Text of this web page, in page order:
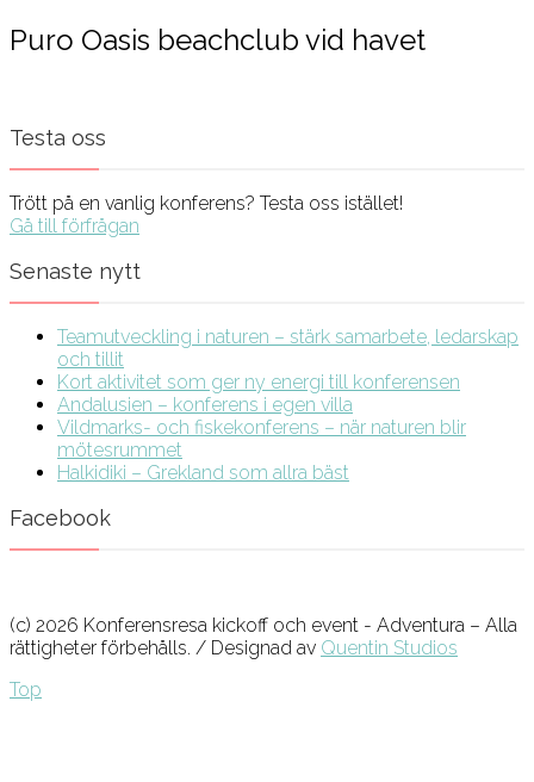
Puro Oasis beachclub vid havet
Testa oss
Trött på en vanlig konferens? Testa oss istället!
Gå till förfrågan
Senaste nytt
Teamutveckling i naturen – stärk samarbete, ledarskap
och tillit
Kort aktivitet som ger ny energi till konferensen
Andalusien – konferens i egen villa
Vildmarks- och fiskekonferens – när naturen blir
mötesrummet
Halkidiki – Grekland som allra bäst
Facebook
(c) 2026 Konferensresa kickoff och event - Adventura – Alla
rättigheter förbehålls. / Designad av Quentin Studios
Top